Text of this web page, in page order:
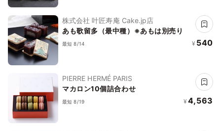
株式会社 叶匠寿庵 Cake.jp店
あも歌留多（最中種）※あもは別売り
最短 8/14 ¥ 540
PIERRE HERMÉ PARIS
マカロン10個詰合わせ
最短 8/19 ¥ 4,563